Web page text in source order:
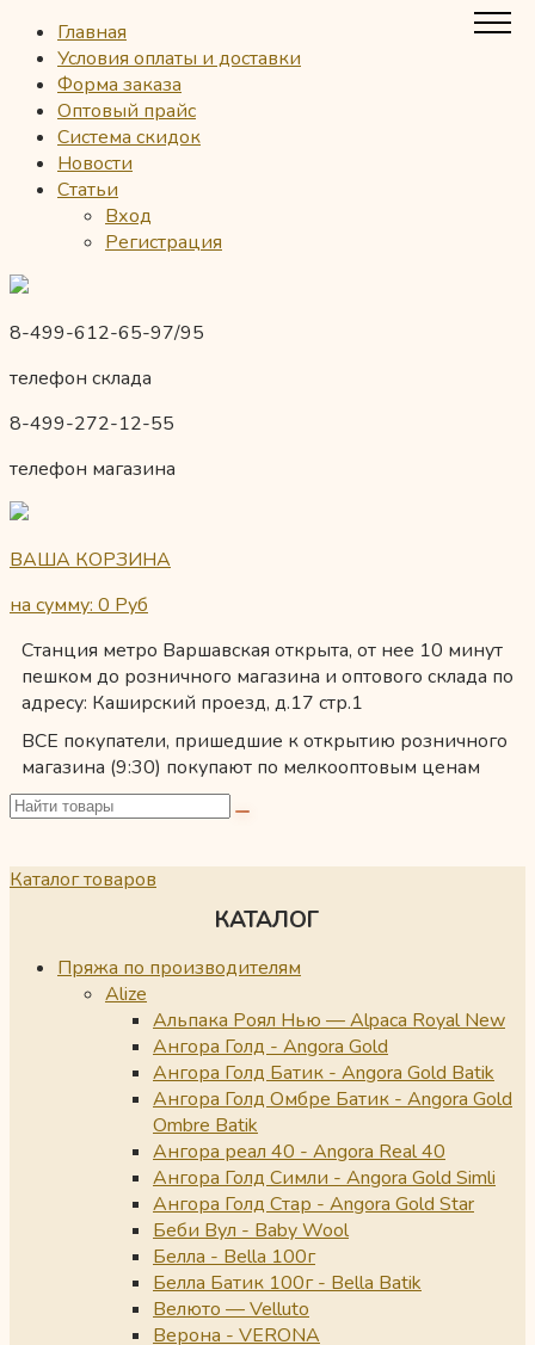
Главная
Условия оплаты и доставки
Форма заказа
Оптовый прайс
Система скидок
Новости
Статьи
Вход
Регистрация
8-499-612-65-97/95
телефон склада
8-499-272-12-55
телефон магазина
ВАША КОРЗИНА
на сумму: 0 Руб
Станция метро Варшавская открыта, от нее 10 минут
пешком до розничного магазина и оптового склада по
адресу: Каширский проезд, д.17 стр.1
ВСЕ покупатели, пришедшие к открытию розничного
магазина (9:30) покупают по мелкооптовым ценам
Каталог товаров
КАТАЛОГ
Пряжа по производителям
Alize
Альпака Роял Нью — Alpaca Royal New
Ангора Голд - Angora Gold
Ангора Голд Батик - Angora Gold Batik
Ангора Голд Омбре Батик - Angora Gold
Ombre Batik
Ангора реал 40 - Angora Real 40
Ангора Голд Симли - Angora Gold Simli
Ангора Голд Стар - Angora Gold Star
Беби Вул - Baby Wool
Белла - Bella 100г
Белла Батик 100г - Bella Batik
Велюто — Velluto
Верона - VERONA